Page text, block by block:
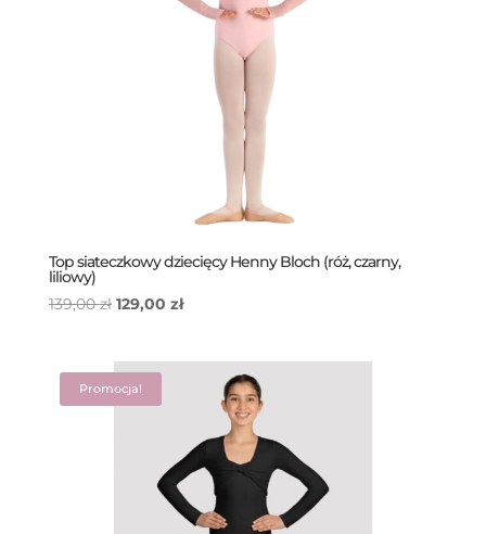
Top siateczkowy dziecięcy Henny Bloch (róż, czarny,
liliowy)
139,00zł Pierwotna
139,00 zł.
129,00 złAktualna
129,00 zł.
Promocja!